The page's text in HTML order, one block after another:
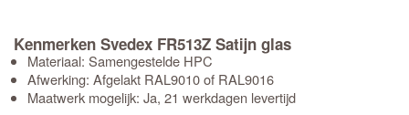
Kenmerken Svedex FR513Z Satijn glas
Materiaal: Samengestelde HPC
Afwerking: Afgelakt RAL9010 of RAL9016
Maatwerk mogelijk: Ja, 21 werkdagen levertijd